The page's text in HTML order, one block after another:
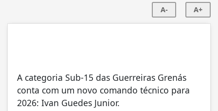
A- A+
A categoria Sub-15 das Guerreiras Grenás
conta com um novo comando técnico para
2026: Ivan Guedes Junior.